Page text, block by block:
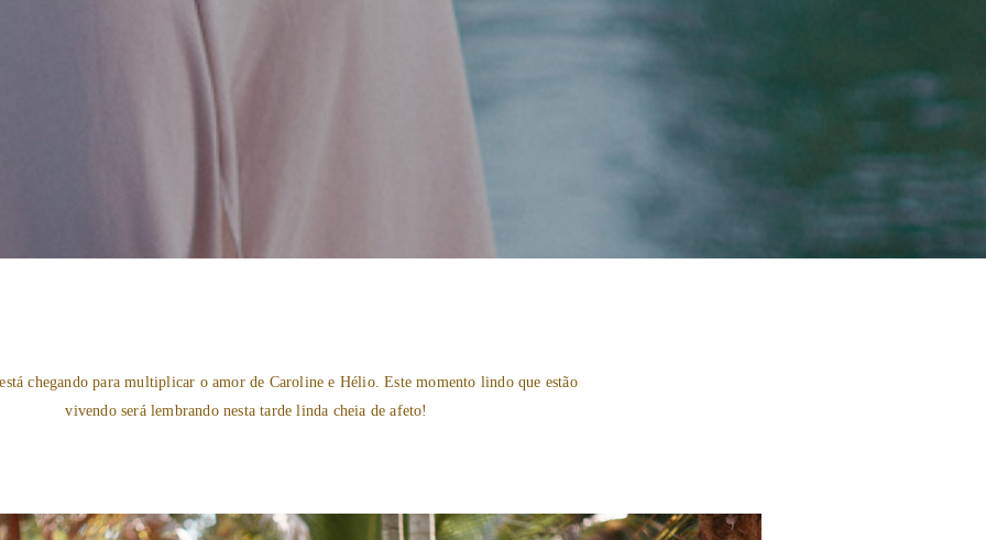
chegando para multiplicar o amor de Caroline e Hélio. Este momento lindo que estão
vivendo será lembrando nesta tarde linda cheia de afeto!